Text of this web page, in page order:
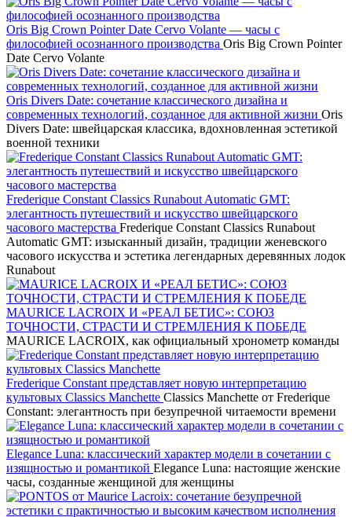
Oris Big Crown Pointer Date Cervo Volante — часы с
философией осознанного производства Oris Big Crown Pointer
Date Cervo Volante
Oris Divers Date: сочетание классического дизайна и
современных технологий, созданное для активной жизни Oris
Divers Date: швейцарская классика, вдохновленная эстетикой
военной техники
Frederique Constant Classics Runabout Automatic GMT:
элегантность путешествий и искусство швейцарского
часового мастерства Frederique Constant Classics Runabout
Automatic GMT: изысканный дизайн, традиции женевского
часового искусства и эстетика легендарных деревянных лодок
Runabout
MAURICE LACROIX И «РЕАЛ БЕТИС»: СОЮЗ
ТОЧНОСТИ, СТРАСТИ И СТРЕМЛЕНИЯ К ПОБЕДЕ
MAURICE LACROIX, как официальный хронометр команды
Frederique Constant представляет новую интерпретацию
культовых Classics Manchette Classics Manchette от Frederique
Constant: элегантность при безупречной читаемости времени
Elegance Luna: классический характер модели в сочетании с
изящностью и романтикой Elegance Luna: настоящие женские
часы, созданные женщиной для женщины